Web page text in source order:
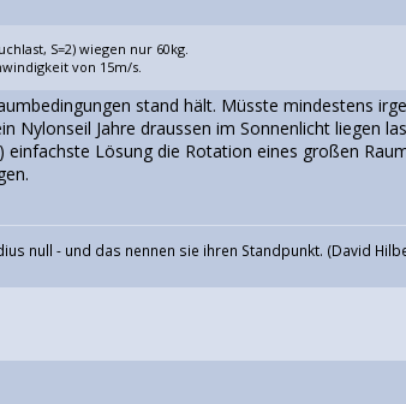
S=2) wiegen nur 60kg.
von 15m/s.
stand hält. Müsste mindestens
Nylonseil Jahre draussen im Sonnenlicht liegen
Lösung die Rotation eines großen
null - und das nennen sie ihren Standpunkt. (David